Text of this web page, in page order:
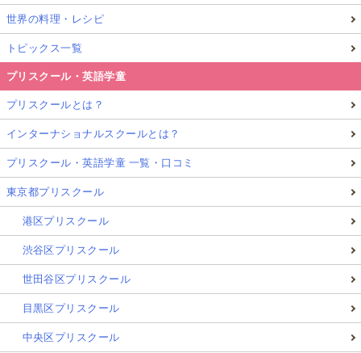
世界の料理・レシピ
トピックス一覧
プリスクール・英語学童
プリスクールとは？
インターナショナルスクールとは？
プリスクール・英語学童 一覧・口コミ
東京都プリスクール
港区プリスクール
渋谷区プリスクール
世田谷区プリスクール
目黒区プリスクール
中央区プリスクール